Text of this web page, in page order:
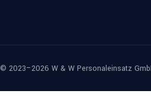
© 2023–2026 W & W Personaleinsatz